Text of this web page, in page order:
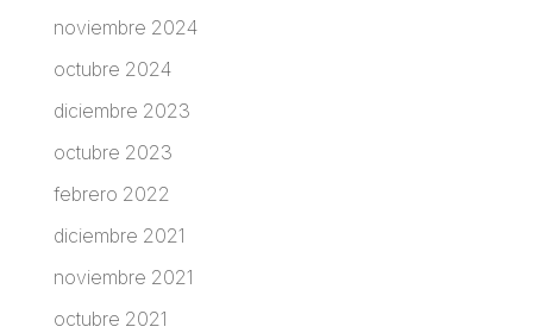
noviembre 2024
octubre 2024
diciembre 2023
octubre 2023
febrero 2022
diciembre 2021
noviembre 2021
octubre 2021